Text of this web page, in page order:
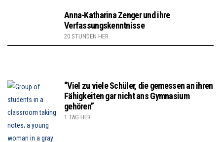
Anna-Katharina Zenger und ihre
Verfassungskenntnisse
20 STUNDEN HER
“Viel zu viele Schüler, die gemessen an ihren
Fähigkeiten gar nicht ans Gymnasium
gehören”
1 TAG HER